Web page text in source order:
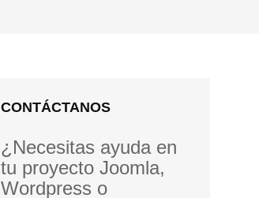
CONTÁCTANOS
¿Necesitas ayuda en
tu proyecto Joomla,
Wordpress o